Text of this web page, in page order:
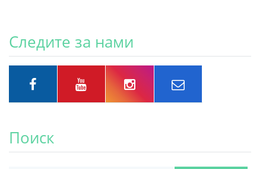
Следите за нами
Поиск